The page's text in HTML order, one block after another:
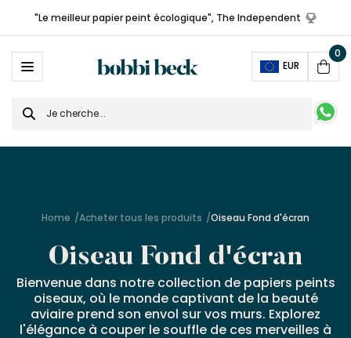
Livraison gratuite à partir de 150,00 €
EUR
Cart
0
Search
for
Home Acheter tous les produits Oiseau Fond d'écran
Oiseau Fond d'écran
Bienvenue dans notre collection de papiers peints
oiseaux, où le monde captivant de la beauté
aviaire prend son envol sur vos murs. Explorez
l'élégance à couper le souffle de ces merveilles à